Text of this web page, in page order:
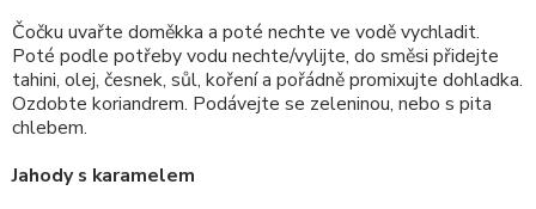
Čočku uvařte doměkka a poté nechte ve vodě vychladit.
Poté podle potřeby vodu nechte/vylijte, do směsi přidejte
tahini, olej, česnek, sůl, koření a pořádně promixujte dohladka.
Ozdobte koriandrem. Podávejte se zeleninou, nebo s pita
chlebem.
Jahody s karamelem